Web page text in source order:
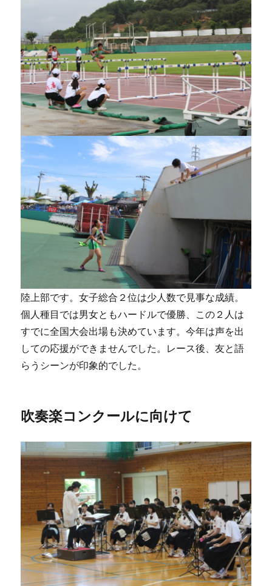
陸上部です。女子総合２位は少人数で見事な成績。
個人種目では男女ともハードルで優勝、この２人は
すでに全国大会出場も決めています。今年は声を出
しての応援ができませんでした。レース後、友と語
らうシーンが印象的でした。
吹奏楽コンクールに向けて